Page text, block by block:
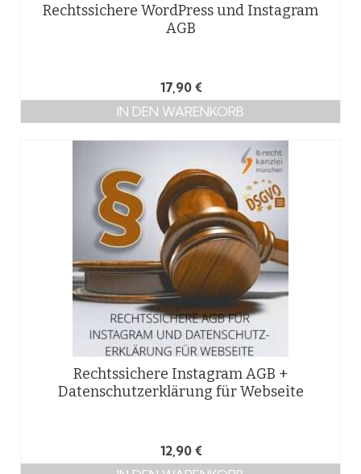
Rechtssichere WordPress und Instagram
AGB
17,90 €
IN DEN WARENKORB
Rechtssichere Instagram AGB +
Datenschutzerklärung für Webseite
12,90 €